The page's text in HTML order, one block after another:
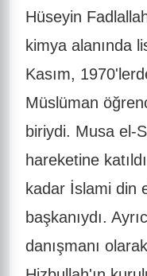
Hüseyin
kimya alanında
Kasım,
Müslüman
biriydi. Musa el-
hareketine
kadar İslami din
başkanıydı.
danışmanı